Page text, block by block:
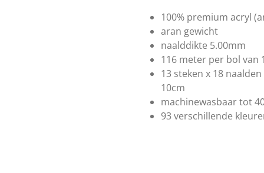
100% premium acryl
aran gewicht
naalddikte 5.00mm
116 meter per bol van
13 steken x 18
10cm
machinewasbaar tot
93 verschillende